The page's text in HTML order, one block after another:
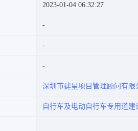
2023-01-04 06:32:27
深圳市建星项目管理顾问有限
自行车及电动自行车专用道建